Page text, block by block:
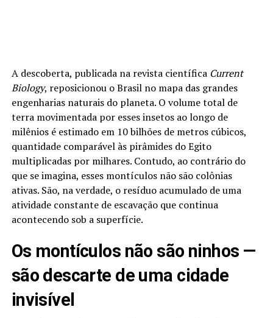
A descoberta, publicada na revista científica Current
Biology, reposicionou o Brasil no mapa das grandes
engenharias naturais do planeta. O volume total de
terra movimentada por esses insetos ao longo de
milênios é estimado em 10 bilhões de metros cúbicos,
quantidade comparável às pirâmides do Egito
multiplicadas por milhares. Contudo, ao contrário do
que se imagina, esses montículos não são colônias
ativas. São, na verdade, o resíduo acumulado de uma
atividade constante de escavação que continua
acontecendo sob a superfície.
Os montículos não são ninhos —
são descarte de uma cidade
invisível